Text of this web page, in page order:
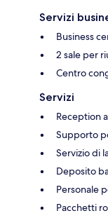
Servizi
Business
2 sale per
Centro
Servizi
Reception
Supporto
Servizio di
Deposito
Personale
Pacchetti